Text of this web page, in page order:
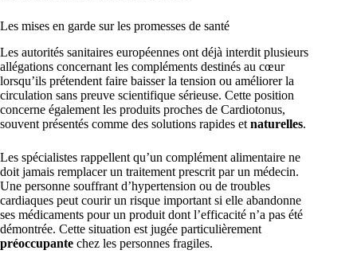
Les mises en garde sur les promesses de santé
Les autorités sanitaires européennes ont déjà interdit plusieurs
allégations concernant les compléments destinés au cœur
lorsqu’ils prétendent faire baisser la tension ou améliorer la
circulation sans preuve scientifique sérieuse. Cette position
concerne également les produits proches de Cardiotonus,
souvent présentés comme des solutions rapides et naturelles.
Les spécialistes rappellent qu’un complément alimentaire ne
doit jamais remplacer un traitement prescrit par un médecin.
Une personne souffrant d’hypertension ou de troubles
cardiaques peut courir un risque important si elle abandonne
ses médicaments pour un produit dont l’efficacité n’a pas été
démontrée. Cette situation est jugée particulièrement
préoccupante chez les personnes fragiles.